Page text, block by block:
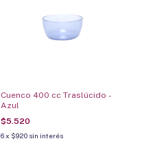
Cuenco 400 cc Traslúcido -
Azul
$5.520
6 x $920 sin interés